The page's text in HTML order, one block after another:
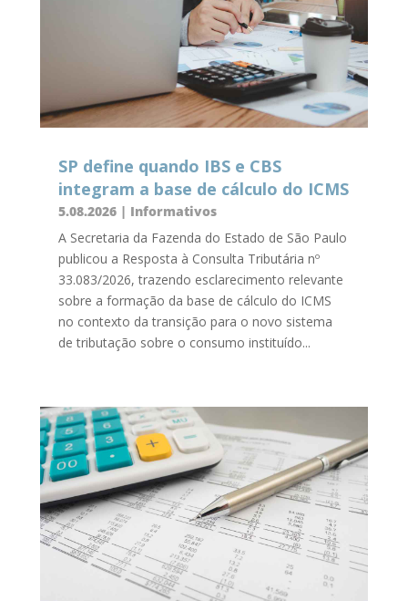
SP define quando IBS e CBS
integram a base de cálculo do ICMS
5.08.2026| Informativos
A Secretaria da Fazenda do Estado de São Paulo
publicou a Resposta à Consulta Tributária nº
33.083/2026, trazendo esclarecimento relevante
sobre a formação da base de cálculo do ICMS
no contexto da transição para o novo sistema
de tributação sobre o consumo instituído...